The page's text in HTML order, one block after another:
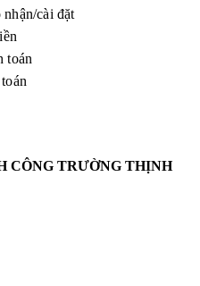
cài đặt
toán
CÔNG TRƯỜNG THỊNH